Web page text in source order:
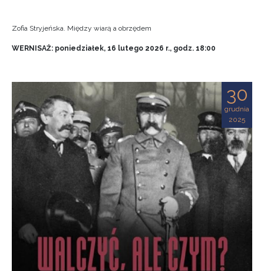
Zofia Stryjeńska. Między wiarą a obrzędem
WERNISAŻ: poniedziałek, 16 lutego 2026 r., godz. 18:00
30
grudnia
2025